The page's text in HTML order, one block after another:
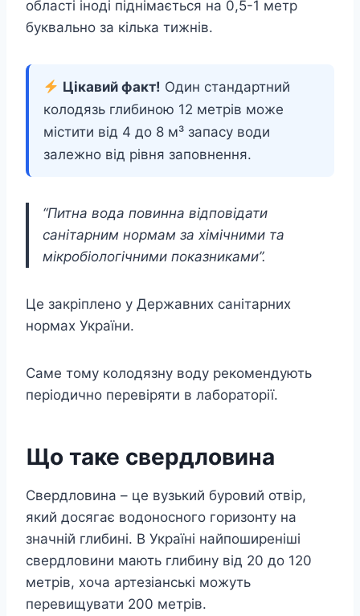
області іноді піднімається на 0,5-1 метр
буквально за кілька тижнів.
Цікавий факт! Один стандартний
колодязь глибиною 12 метрів може
містити від 4 до 8 м³ запасу води
залежно від рівня заповнення.
“Питна вода повинна відповідати
санітарним нормам за хімічними та
мікробіологічними показниками”.
Це закріплено у Державних санітарних
нормах України.
Саме тому колодязну воду рекомендують
періодично перевіряти в лабораторії.
Що таке свердловина
Свердловина – це вузький буровий отвір,
який досягає водоносного горизонту на
значній глибині. В Україні найпоширеніші
свердловини мають глибину від 20 до 120
метрів, хоча артезіанські можуть
перевищувати 200 метрів.